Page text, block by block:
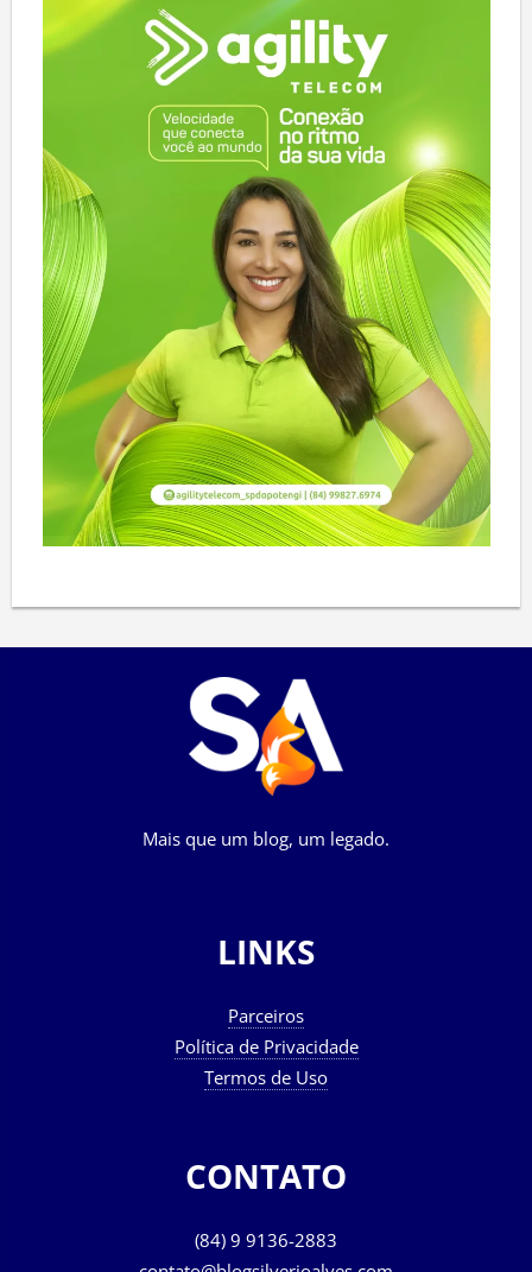
Mais que um blog, um legado.
LINKS
Parceiros
Política de Privacidade
Termos de Uso
CONTATO
(84) 9 9136-2883